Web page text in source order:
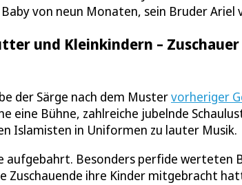
von neun Monaten, sein Bruder Ariel
und Kleinkindern –
der Särge nach dem Mustervorheriger
eine Bühne, zahlreiche jubelnde
Islamisten in Uniformen zu lauter Musik.
aufgebahrt. Besonders perfide werteten
Zuschauende ihre Kinder mitgebracht